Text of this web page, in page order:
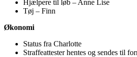
Hjælpere til løb – Anne Lise
Tøj – Finn
Økonomi
Status fra Charlotte
Straffeattester hentes og sendes til